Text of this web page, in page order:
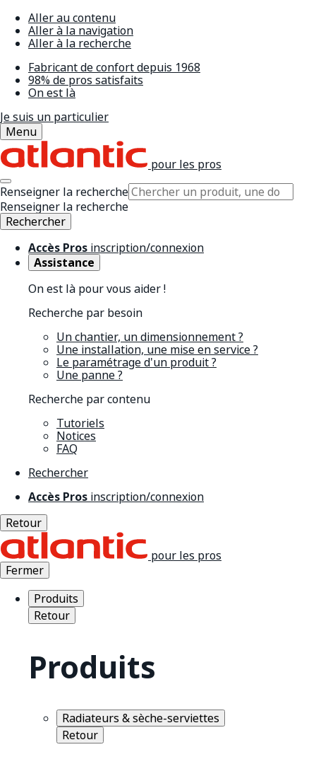
Aller au contenu
Aller à la navigation
Aller à la recherche
Fabricant de confort depuis 1968
98% de pros satisfaits
On est là
Je suis un particulier
Menu
pour les pros
Renseigner la recherche
Renseigner la recherche
Rechercher
Accès Pros inscription/connexion
Assistance
On est là pour vous aider !
Recherche par besoin
Un chantier, un dimensionnement ?
Une installation, une mise en service ?
Le paramétrage d'un produit ?
Une panne ?
Recherche par contenu
Tutoriels
Notices
FAQ
Rechercher
Accès Pros inscription/connexion
Retour
pour les pros
Fermer
Produits
Retour
Produits
Radiateurs & sèche-serviettes
Retour